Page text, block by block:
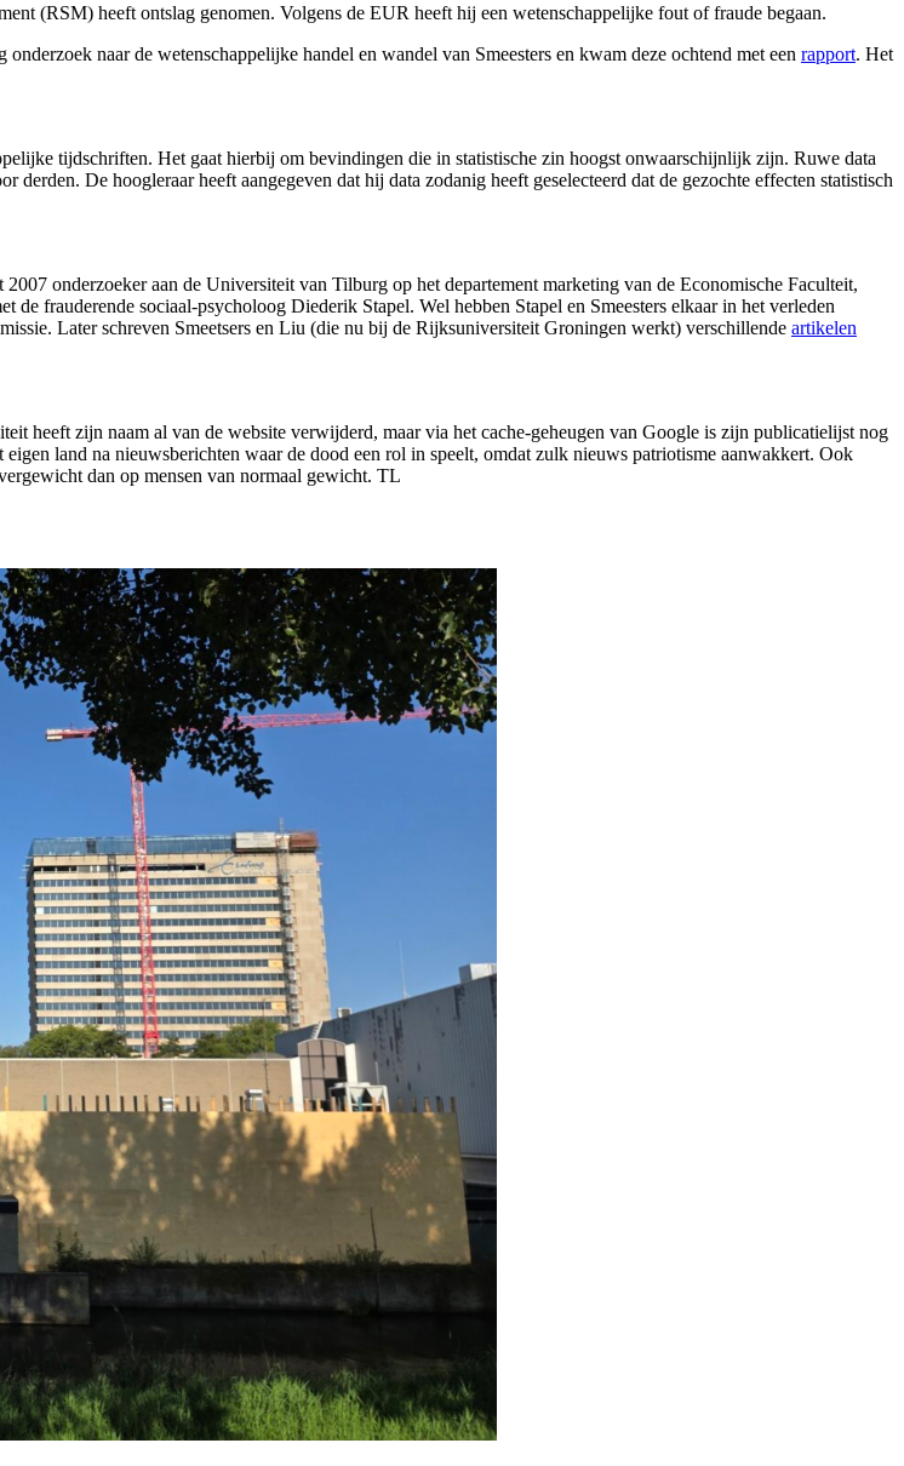
(RSM) heeft ontslag genomen. Volgens de EUR heeft hij een wetenschappelijke fout of fraude begaan.
naar de wetenschappelijke handel en wandel van Smeesters en kwam deze ochtend met een rapport. Het
tijdschriften. Het gaat hierbij om bevindingen die in statistische zin hoogst onwaarschijnlijk zijn. Ruwe data
De hoogleraar heeft aangegeven dat hij data zodanig heeft geselecteerd dat de gezochte effecten statistisch
onderzoeker aan de Universiteit van Tilburg op het departement marketing van de Economische Faculteit,
de frauderende sociaal-psycholoog Diederik Stapel. Wel hebben Stapel en Smeesters elkaar in het verleden
Later schreven Smeetsers en Liu (die nu bij de Rijksuniversiteit Groningen werkt) verschillende artikelen
heeft zijn naam al van de website verwijderd, maar via het cache-geheugen van Google is zijn publicatielijst nog
land na nieuwsberichten waar de dood een rol in speelt, omdat zulk nieuws patriotisme aanwakkert. Ook
dan op mensen van normaal gewicht. TL